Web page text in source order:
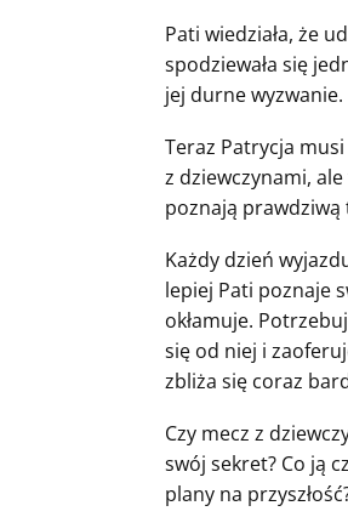
Pati wiedziała, że
spodziewała się
jej durne wyzwanie.
Teraz Patrycja
z dziewczynami,
poznają prawdziwą
Każdy dzień
lepiej Pati poznaje
okłamuje.
się od niej i
zbliża się coraz
Czy mecz z
swój sekret? Co ją
plany na